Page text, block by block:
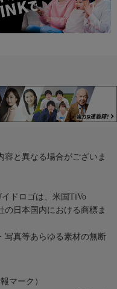
容と異なる場合がございま
ドロゴは、米国TiVo
の日本国内における商標ま
写真等あらゆる素材の無断
マーク）